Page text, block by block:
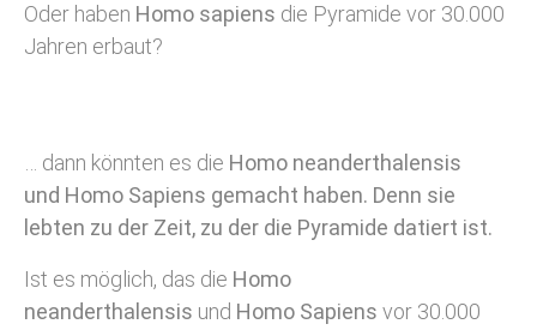
Oder haben Homo sapiens die Pyramide vor 30.000
Jahren erbaut?
… dann könnten es die Homo neanderthalensis
und Homo Sapiens gemacht haben. Denn sie
lebten zu der Zeit, zu der die Pyramide datiert ist.
Ist es möglich, das die Homo
neanderthalensis und Homo Sapiens vor 30.000